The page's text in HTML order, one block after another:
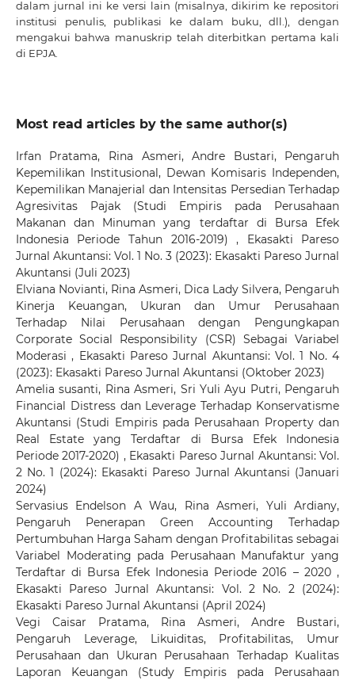
dalam jurnal ini ke versi lain (misalnya, dikirim ke repositori
institusi penulis, publikasi ke dalam buku, dll.), dengan
mengakui bahwa manuskrip telah diterbitkan pertama kali
di EPJA.
Most read articles by the same author(s)
Irfan Pratama, Rina Asmeri, Andre Bustari, Pengaruh
Kepemilikan Institusional, Dewan Komisaris Independen,
Kepemilikan Manajerial dan Intensitas Persedian Terhadap
Agresivitas Pajak (Studi Empiris pada Perusahaan
Makanan dan Minuman yang terdaftar di Bursa Efek
Indonesia Periode Tahun 2016-2019), Ekasakti Pareso
Jurnal Akuntansi: Vol. 1 No. 3 (2023): Ekasakti Pareso Jurnal
Akuntansi (Juli 2023)
Elviana Novianti, Rina Asmeri, Dica Lady Silvera, Pengaruh
Kinerja Keuangan, Ukuran dan Umur Perusahaan
Terhadap Nilai Perusahaan dengan Pengungkapan
Corporate Social Responsibility (CSR) Sebagai Variabel
Moderasi, Ekasakti Pareso Jurnal Akuntansi: Vol. 1 No. 4
(2023): Ekasakti Pareso Jurnal Akuntansi (Oktober 2023)
Amelia susanti, Rina Asmeri, Sri Yuli Ayu Putri, Pengaruh
Financial Distress dan Leverage Terhadap Konservatisme
Akuntansi (Studi Empiris pada Perusahaan Property dan
Real Estate yang Terdaftar di Bursa Efek Indonesia
Periode 2017-2020) , Ekasakti Pareso Jurnal Akuntansi: Vol.
2 No. 1 (2024): Ekasakti Pareso Jurnal Akuntansi (Januari
2024)
Servasius Endelson A Wau, Rina Asmeri, Yuli Ardiany,
Pengaruh Penerapan Green Accounting Terhadap
Pertumbuhan Harga Saham dengan Profitabilitas sebagai
Variabel Moderating pada Perusahaan Manufaktur yang
Terdaftar di Bursa Efek Indonesia Periode 2016 – 2020,
Ekasakti Pareso Jurnal Akuntansi: Vol. 2 No. 2 (2024):
Ekasakti Pareso Jurnal Akuntansi (April 2024)
Vegi Caisar Pratama, Rina Asmeri, Andre Bustari,
Pengaruh Leverage, Likuiditas, Profitabilitas, Umur
Perusahaan dan Ukuran Perusahaan Terhadap Kualitas
Laporan Keuangan (Study Empiris pada Perusahaan